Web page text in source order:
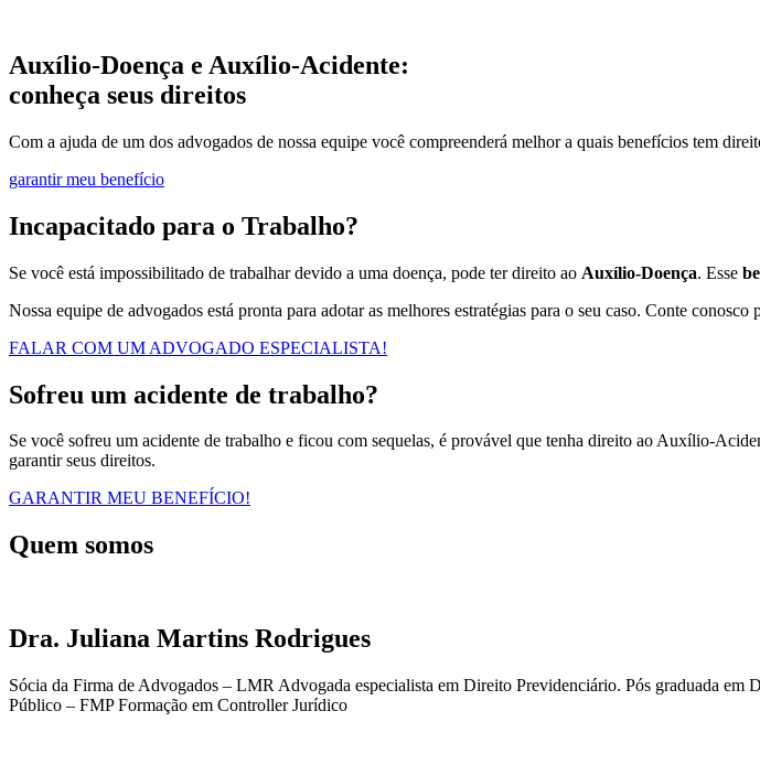
Auxílio-Doença e Auxílio-Acidente:
conheça seus direitos
Com a ajuda de um dos advogados de nossa equipe você compreenderá melhor a quais benefícios tem
garantir meu benefício
Incapacitado para o Trabalho?
Se você está impossibilitado de trabalhar devido a uma doença, pode ter direito ao Auxílio-Doença. Esse
Nossa equipe de advogados está pronta para adotar as melhores estratégias para o seu caso. Conte conosco
FALAR COM UM ADVOGADO ESPECIALISTA!
Sofreu um acidente de trabalho?
Se você sofreu um acidente de trabalho e ficou com sequelas, é provável que tenha direito ao Auxílio-
garantir seus direitos.
GARANTIR MEU BENEFÍCIO!
Quem somos
Dra. Juliana Martins Rodrigues
Sócia da Firma de Advogados – LMR Advogada especialista em Direito Previdenciário. Pós graduada
Público – FMP Formação em Controller Jurídico